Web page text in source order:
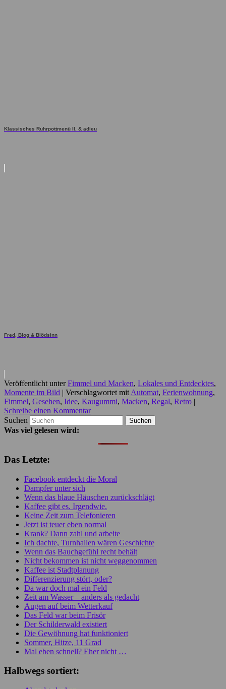
Klassisches Ruhrpottmenü II. & adieu
Fred, Blog & Blödsinn
Veröffentlicht unter Fimmel und Macken, Lokales und Entdecktes,
Momente im Bild | Verschlagwortet mit Automat, Ferienwohnung,
Fimmel, Gesehen, Idee, Kaugummi, Macken, Regal, Retro |
Schreibe einen Kommentar
Suchen
Was viel gelesen wird:
Das Letzte:
Facebook entdeckt die Moral
Dampfer unter sich
Wenn das blaue Häuschen zurückschlägt
Kaffee gibt es. Irgendwie.
Keine Zeit zum Telefonieren
Jetzt ist teuer eben normal
Krank? Dann zahl und arbeite
Ich dachte, Turnhallen wären Geschichte
Wenn das Bauchgefühl recht behält
Nicht bekommen ist nicht weggenommen
Kaffee ist Stadtplanung
Differenzierung stört, oder?
Da war doch mal ein Feld
Zeit am Wasser – anders als gedacht
Augen auf beim Wetterkauf
Das Feld war beim Frisör
Der Schilderwald existiert
Die Gewöhnung hat funktioniert
Sommer, Hitze, 11 Grad
Mal eben schnell? Eher nicht …
Halbwegs sortiert: